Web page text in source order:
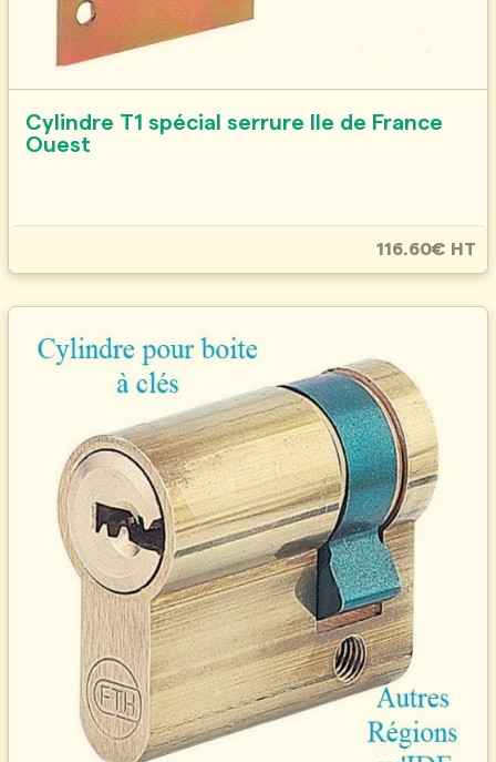
Cylindre T1 spécial serrure Ile de France
Ouest
116.60€ HT